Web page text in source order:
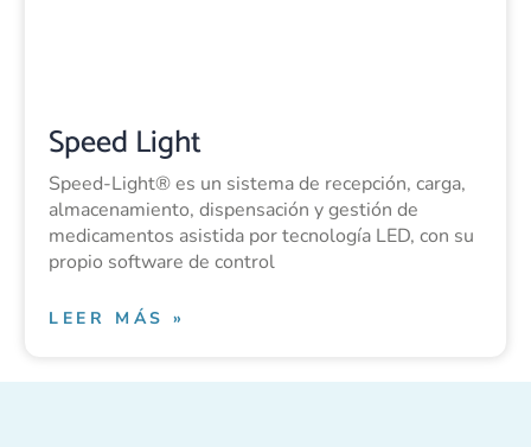
Speed Light
Speed-Light® es un sistema de recepción, carga,
almacenamiento, dispensación y gestión de
medicamentos asistida por tecnología LED, con su
propio software de control
LEER MÁS »